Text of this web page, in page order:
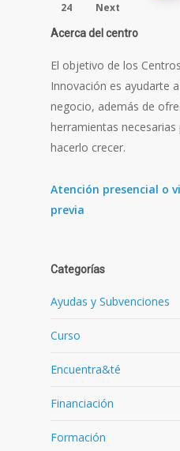
24 Next
Acerca del centro
El objetivo de los
Innovación es ayudarte
negocio, además de
herramientas
hacerlo crecer.
Atención presencial o
previa
Categorías
Ayudas y Subvenciones
Curso
Encuentra&té
Financiación
Formación